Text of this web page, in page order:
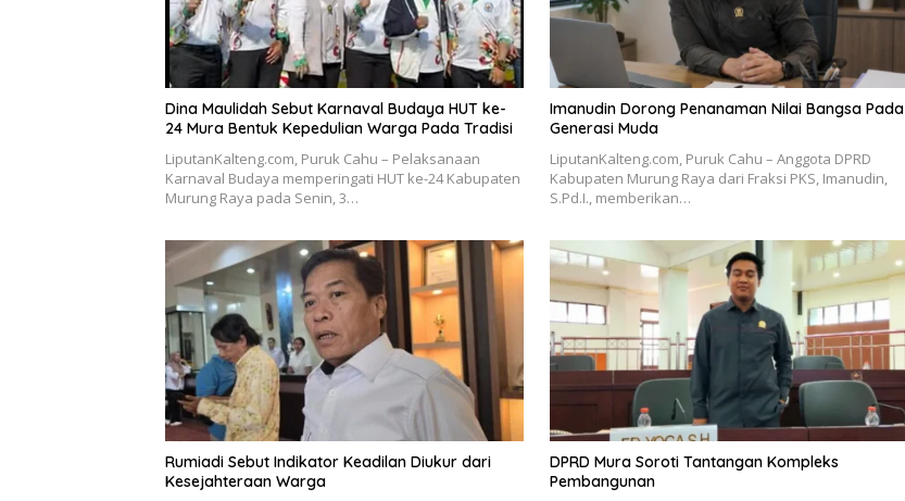
Dina Maulidah Sebut Karnaval Budaya HUT ke-
24 Mura Bentuk Kepedulian Warga Pada Tradisi
LiputanKalteng.com, Puruk Cahu – Pelaksanaan
Karnaval Budaya memperingati HUT ke-24 Kabupaten
Murung Raya pada Senin, 3…
Imanudin Dorong Penanaman Nilai Bangsa Pada
Generasi Muda
LiputanKalteng.com, Puruk Cahu – Anggota DPRD
Kabupaten Murung Raya dari Fraksi PKS, Imanudin,
S.Pd.I., memberikan…
Rumiadi Sebut Indikator Keadilan Diukur dari
Kesejahteraan Warga
DPRD Mura Soroti Tantangan Kompleks
Pembangunan